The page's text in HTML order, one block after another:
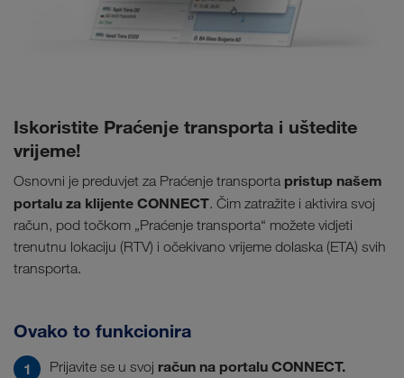
Iskoristite Praćenje transporta i uštedite
vrijeme!
Osnovni je preduvjet za Praćenje transporta pristup našem
portalu za klijente CONNECT. Čim zatražite i aktivira svoj
račun, pod točkom „Praćenje transporta“ možete vidjeti
trenutnu lokaciju (RTV) i očekivano vrijeme dolaska (ETA) svih
transporta.
Ovako to funkcionira
Prijavite se u svoj račun na portalu CONNECT.